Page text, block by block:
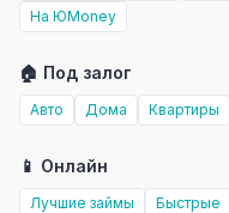
На ЮMoney
🏠 Под залог
Авто Дома Квартиры
📱 Онлайн
Лучшие займы Быстрые